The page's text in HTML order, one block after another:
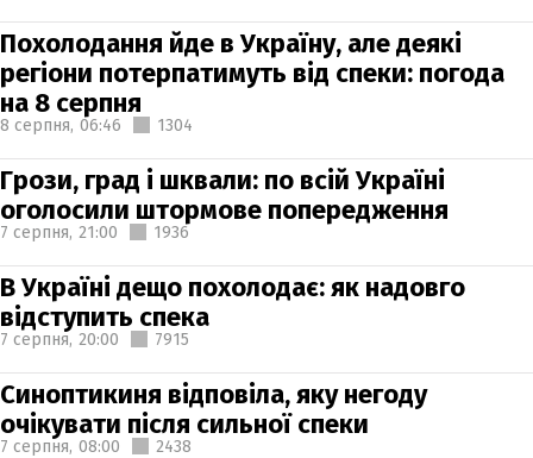
Похолодання йде в Україну, але деякі
регіони потерпатимуть від спеки: погода
на 8 серпня
8 серпня, 06:46 1304
Грози, град і шквали: по всій Україні
оголосили штормове попередження
7 серпня, 21:00 1936
В Україні дещо похолодає: як надовго
відступить спека
7 серпня, 20:00 7915
Синоптикиня відповіла, яку негоду
очікувати після сильної спеки
7 серпня, 08:00 2438